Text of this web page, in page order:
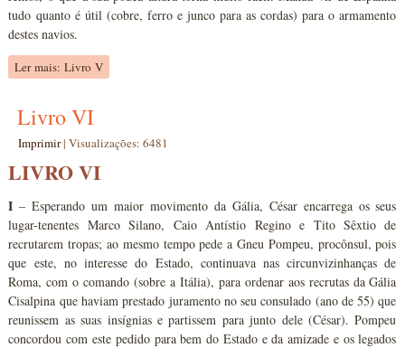
tudo quanto é útil (cobre, ferro e junco para as cordas) para o armamento
destes navios.
Ler mais: Livro V
Livro VI
Imprimir|Visualizações: 6481
LIVRO VI
I – Esperando um maior movimento da Gália, César encarrega os seus
lugar-tenentes Marco Silano, Caio Antístio Regino e Tito Sêxtio de
recrutarem tropas; ao mesmo tempo pede a Gneu Pompeu, procônsul, pois
que este, no interesse do Estado, continuava nas circunvizinhanças de
Roma, com o comando (sobre a Itália), para ordenar aos recrutas da Gália
Cisalpina que haviam prestado juramento no seu consulado (ano de 55) que
reunissem as suas insígnias e partissem para junto dele (César). Pompeu
concordou com este pedido para bem do Estado e da amizade e os legados